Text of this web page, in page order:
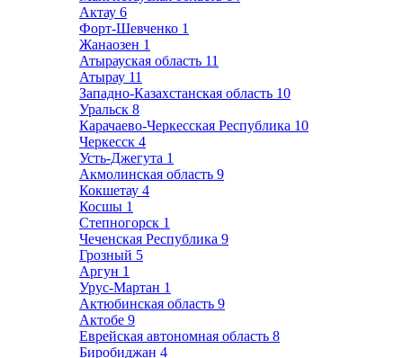
Актау 6
Форт-Шевченко 1
Жанаозен 1
Атырауская область 11
Атырау 11
Западно-Казахстанская область 10
Уральск 8
Карачаево-Черкесская Республика 10
Черкесск 4
Усть-Джегута 1
Акмолинская область 9
Кокшетау 4
Косшы 1
Степногорск 1
Чеченская Республика 9
Грозный 5
Аргун 1
Урус-Мартан 1
Актюбинская область 9
Актобе 9
Еврейская автономная область 8
Биробиджан 4